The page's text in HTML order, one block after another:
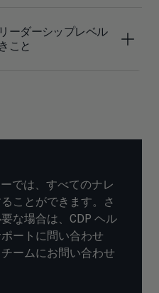
ーダーシップレベル
こと
では、すべてのナレ
ことができます。さ
な場合は、CDP ヘル
ートに問い合わせ
ームにお問い合わせ